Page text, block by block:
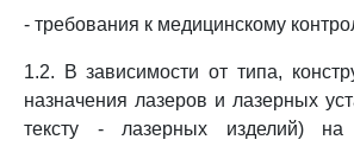
- требования к медицинскому
1.2. В зависимости от типа,
назначения лазеров и лазерных
тексту - лазерных изделий) на